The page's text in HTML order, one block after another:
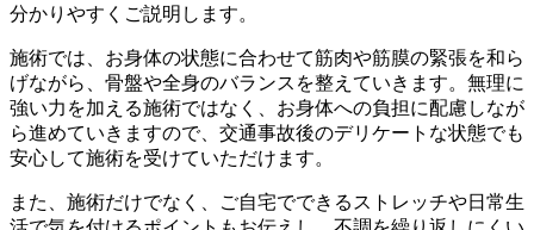
分かりやすくご説明します。
施術では、お身体の状態に合わせて筋肉や筋膜の緊張を和ら
げながら、骨盤や全身のバランスを整えていきます。無理に
強い力を加える施術ではなく、お身体への負担に配慮しなが
ら進めていきますので、交通事故後のデリケートな状態でも
安心して施術を受けていただけます。
また、施術だけでなく、ご自宅でできるストレッチや日常生